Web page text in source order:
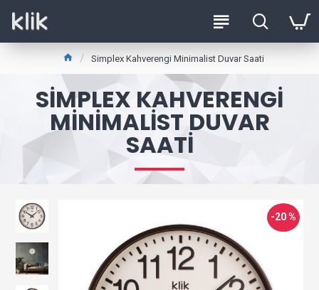
Simplex Kahverengi Minimalist Duvar Saati
SIMPLEX KAHVERENGI
MINIMALIST DUVAR
SAATI
-20 %